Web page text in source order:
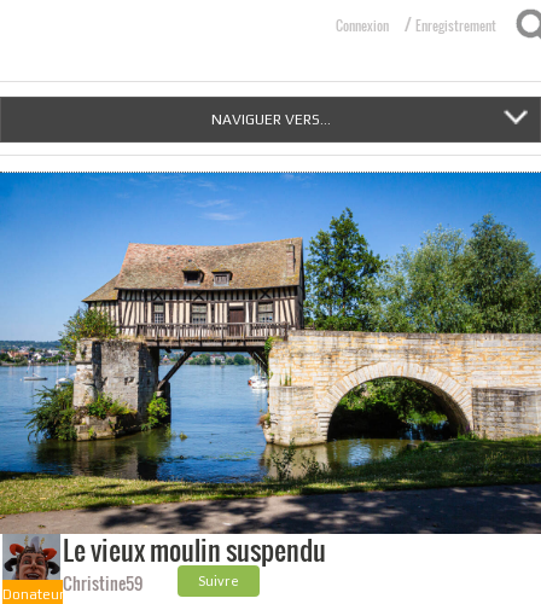
Connexion / Enregistrement
NAVIGUER VERS...
Donateur
Le vieux moulin suspendu
Christine59 Suivre